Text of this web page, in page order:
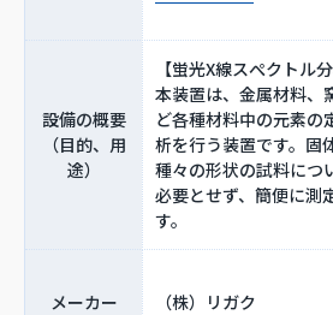
設備の概要
（目的、用
途）
【蛍光X線スぺクトル分
本装置は、金属材料、
ど各種材料中の元素の
析を行う装置です。固
種々の形状の試料につ
必要とせず、簡便に測
す。
メーカー （株）リガク